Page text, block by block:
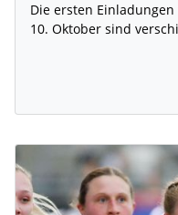
Die ersten
10. Oktober sind